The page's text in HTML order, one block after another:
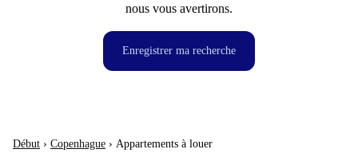
nous vous avertirons.
Enregistrer ma recherche
Début › Copenhague › Appartements à louer